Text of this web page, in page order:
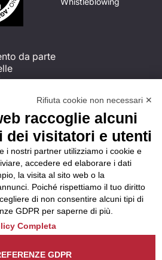
da parte
un
di
utilizzando
reclami/.
Rifiuta cookie non necessari ✕
raccoglie alcuni
dei visitatori e utenti
i nostri partner utilizziamo i cookie e
accedere ed elaborare i dati
la visita al sito web o la
Poiché rispettiamo il tuo diritto
di non consentire alcuni tipi di
GDPR per saperne di più.
Completa
GDPR